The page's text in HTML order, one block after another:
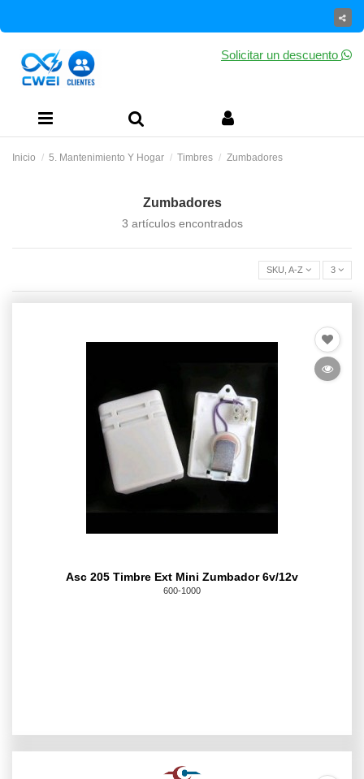
Solicitar un descuento
Inicio 5. Mantenimiento Y Hogar Timbres Zumbadores
Zumbadores
3 artículos encontrados
SKU,
Asc 205 Timbre Ext Mini Zumbador 6v/12v
600-1000